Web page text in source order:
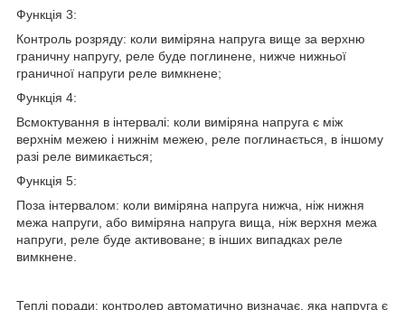
Функція 3:
Контроль розряду: коли виміряна напруга вище за верхню
граничну напругу, реле буде поглинене, нижче нижньої
граничної напруги реле вимкнене;
Функція 4:
Всмоктування в інтервалі: коли виміряна напруга є між
верхнім межею і нижнім межею, реле поглинається, в іншому
разі реле вимикається;
Функція 5:
Поза інтервалом: коли виміряна напруга нижча, ніж нижня
межа напруги, або виміряна напруга вища, ніж верхня межа
напруги, реле буде активоване; в інших випадках реле
вимкнене.
Теплі поради: контролер автоматично визначає, яка напруга є